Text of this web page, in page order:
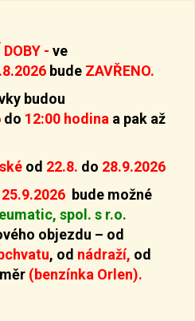
- ve
bude ZAVŘENO.
budou
do 12:00 hodina a pak až
od 22.8. do 28.9.2026
25.9.2026 bude možné
spol. s r.o.
objezdu – od
, od nádraží, od
(benzínka Orlen).